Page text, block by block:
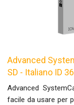
Advanced
SD - Italiano ID
Advanced
facile da usare per